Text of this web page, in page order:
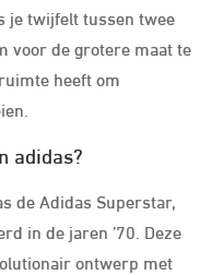
je twijfelt tussen twee
voor de grotere maat te
heeft om
adidas?
de Adidas Superstar,
in de jaren ’70. Deze
ontwerp met